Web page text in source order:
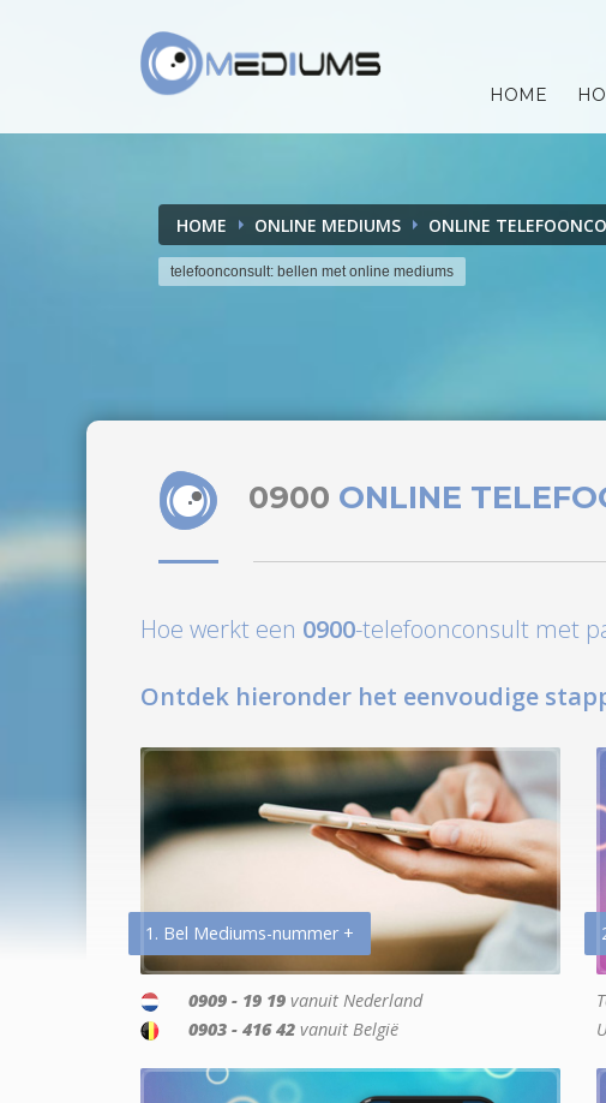
HOME
HOME ONLINE MEDIUMS ONLINE
telefoonconsult: bellen met online mediums
0900 ONLINE
Hoe werkt een 0900-telefoonconsult met
Ontdek hieronder het eenvoudige
1. Bel Mediums-nummer +
0909 - 19 19 vanuit Nederland
0903 - 416 42 vanuit België